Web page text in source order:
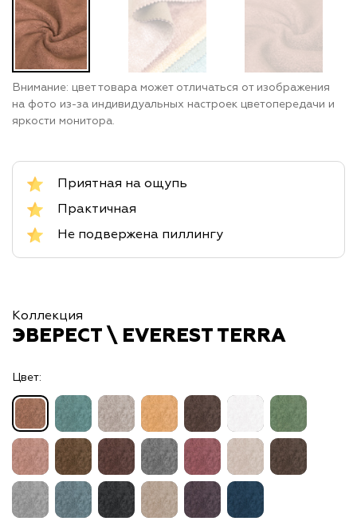
Внимание: цвет товара может отличаться от изображения
на фото из-за индивидуальных настроек цветопередачи и
яркости монитора.
Приятная на ощупь
Практичная
Не подвержена пиллингу
Коллекция
ЭВЕРЕСТ \ EVEREST TERRA
Цвет: